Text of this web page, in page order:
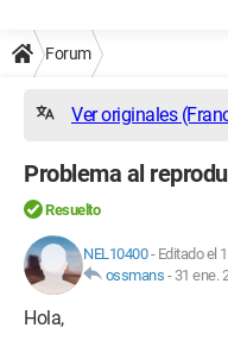
Forum
Ver originales
Problema al
Resuelto
NEL10400- Editado el
ossmans - 31 ene.
Hola,